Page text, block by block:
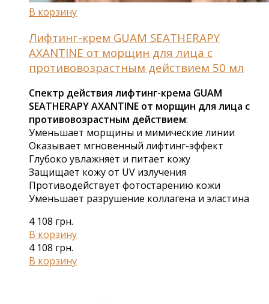
В корзину
Лифтинг-крем GUAM SEATHERAPY
AXANTINE от морщин для лица с
противовозрастным действием 50 мл
Спектр действия лифтинг-крема GUAM
SEATHERAPY AXANTINE от морщин для лица с
противовозрастным действием:
Уменьшает морщины и мимические линии
Оказывает мгновенный лифтинг-эффект
Глубоко увлажняет и питает кожу
Защищает кожу от UV излучения
Противодействует фотостарению кожи
Уменьшает разрушение коллагена и эластина
4 108 грн.
В корзину
4 108 грн.
В корзину